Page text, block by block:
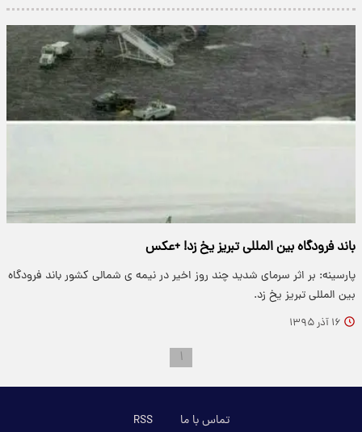
باند فرودگاه بین المللی تبریز یخ زد! +عکس
پارسینه: بر اثر سرمای شدید چند روز اخیر در نیمه ی شمالی کشور باند فرودگاه
بین المللی تبریز یخ زد.
۱۶ آذر ۱۳۹۵
۱
تماس با ما RSS